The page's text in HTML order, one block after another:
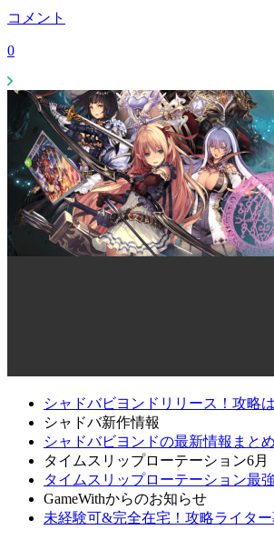
コメント
0
シャドバビヨンドリリース！攻略
シャドバ新作情報
シャドバビヨンドの最新情報まとめ
タイムスリップローテーション6月
タイムスリップローテーション最
GameWithからのお知らせ
未経験可&完全在宅！攻略ライター